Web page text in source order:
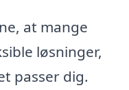
at mange
løsninger,
passer dig.